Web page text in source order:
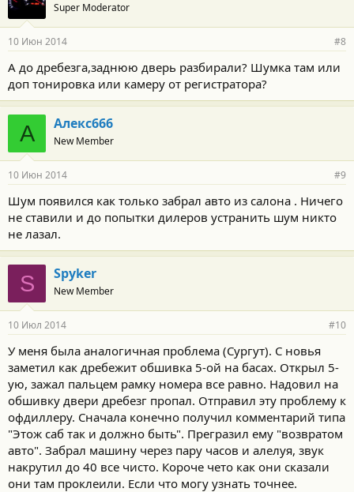
Super Moderator
10 Июн 2014 #8
А до дребезга,заднюю дверь разбирали? Шумка там или
доп тонировка или камеру от регистратора?
А Алекс666
New Member
10 Июн 2014 #9
Шум появился как только забрал авто из салона . Ничего
не ставили и до попытки дилеров устранить шум никто
не лазал.
S Spyker
New Member
10 Июл 2014 #10
У меня была аналогичная проблема (Сургут). С новья
заметил как дребежит обшивка 5-ой на басах. Открыл 5-
ую, зажал пальцем рамку номера все равно. Надовил на
обшивку двери дребезг пропал. Отправил эту проблему к
офдиллеру. Сначала конечно получил комментарий типа
"Этож саб так и должно быть". Прегразил ему "возвратом
авто". Забрал машину через пару часов и алелуя, звук
накрутил до 40 все чисто. Короче чето как они сказали
они там проклеили. Если что могу узнать точнее.